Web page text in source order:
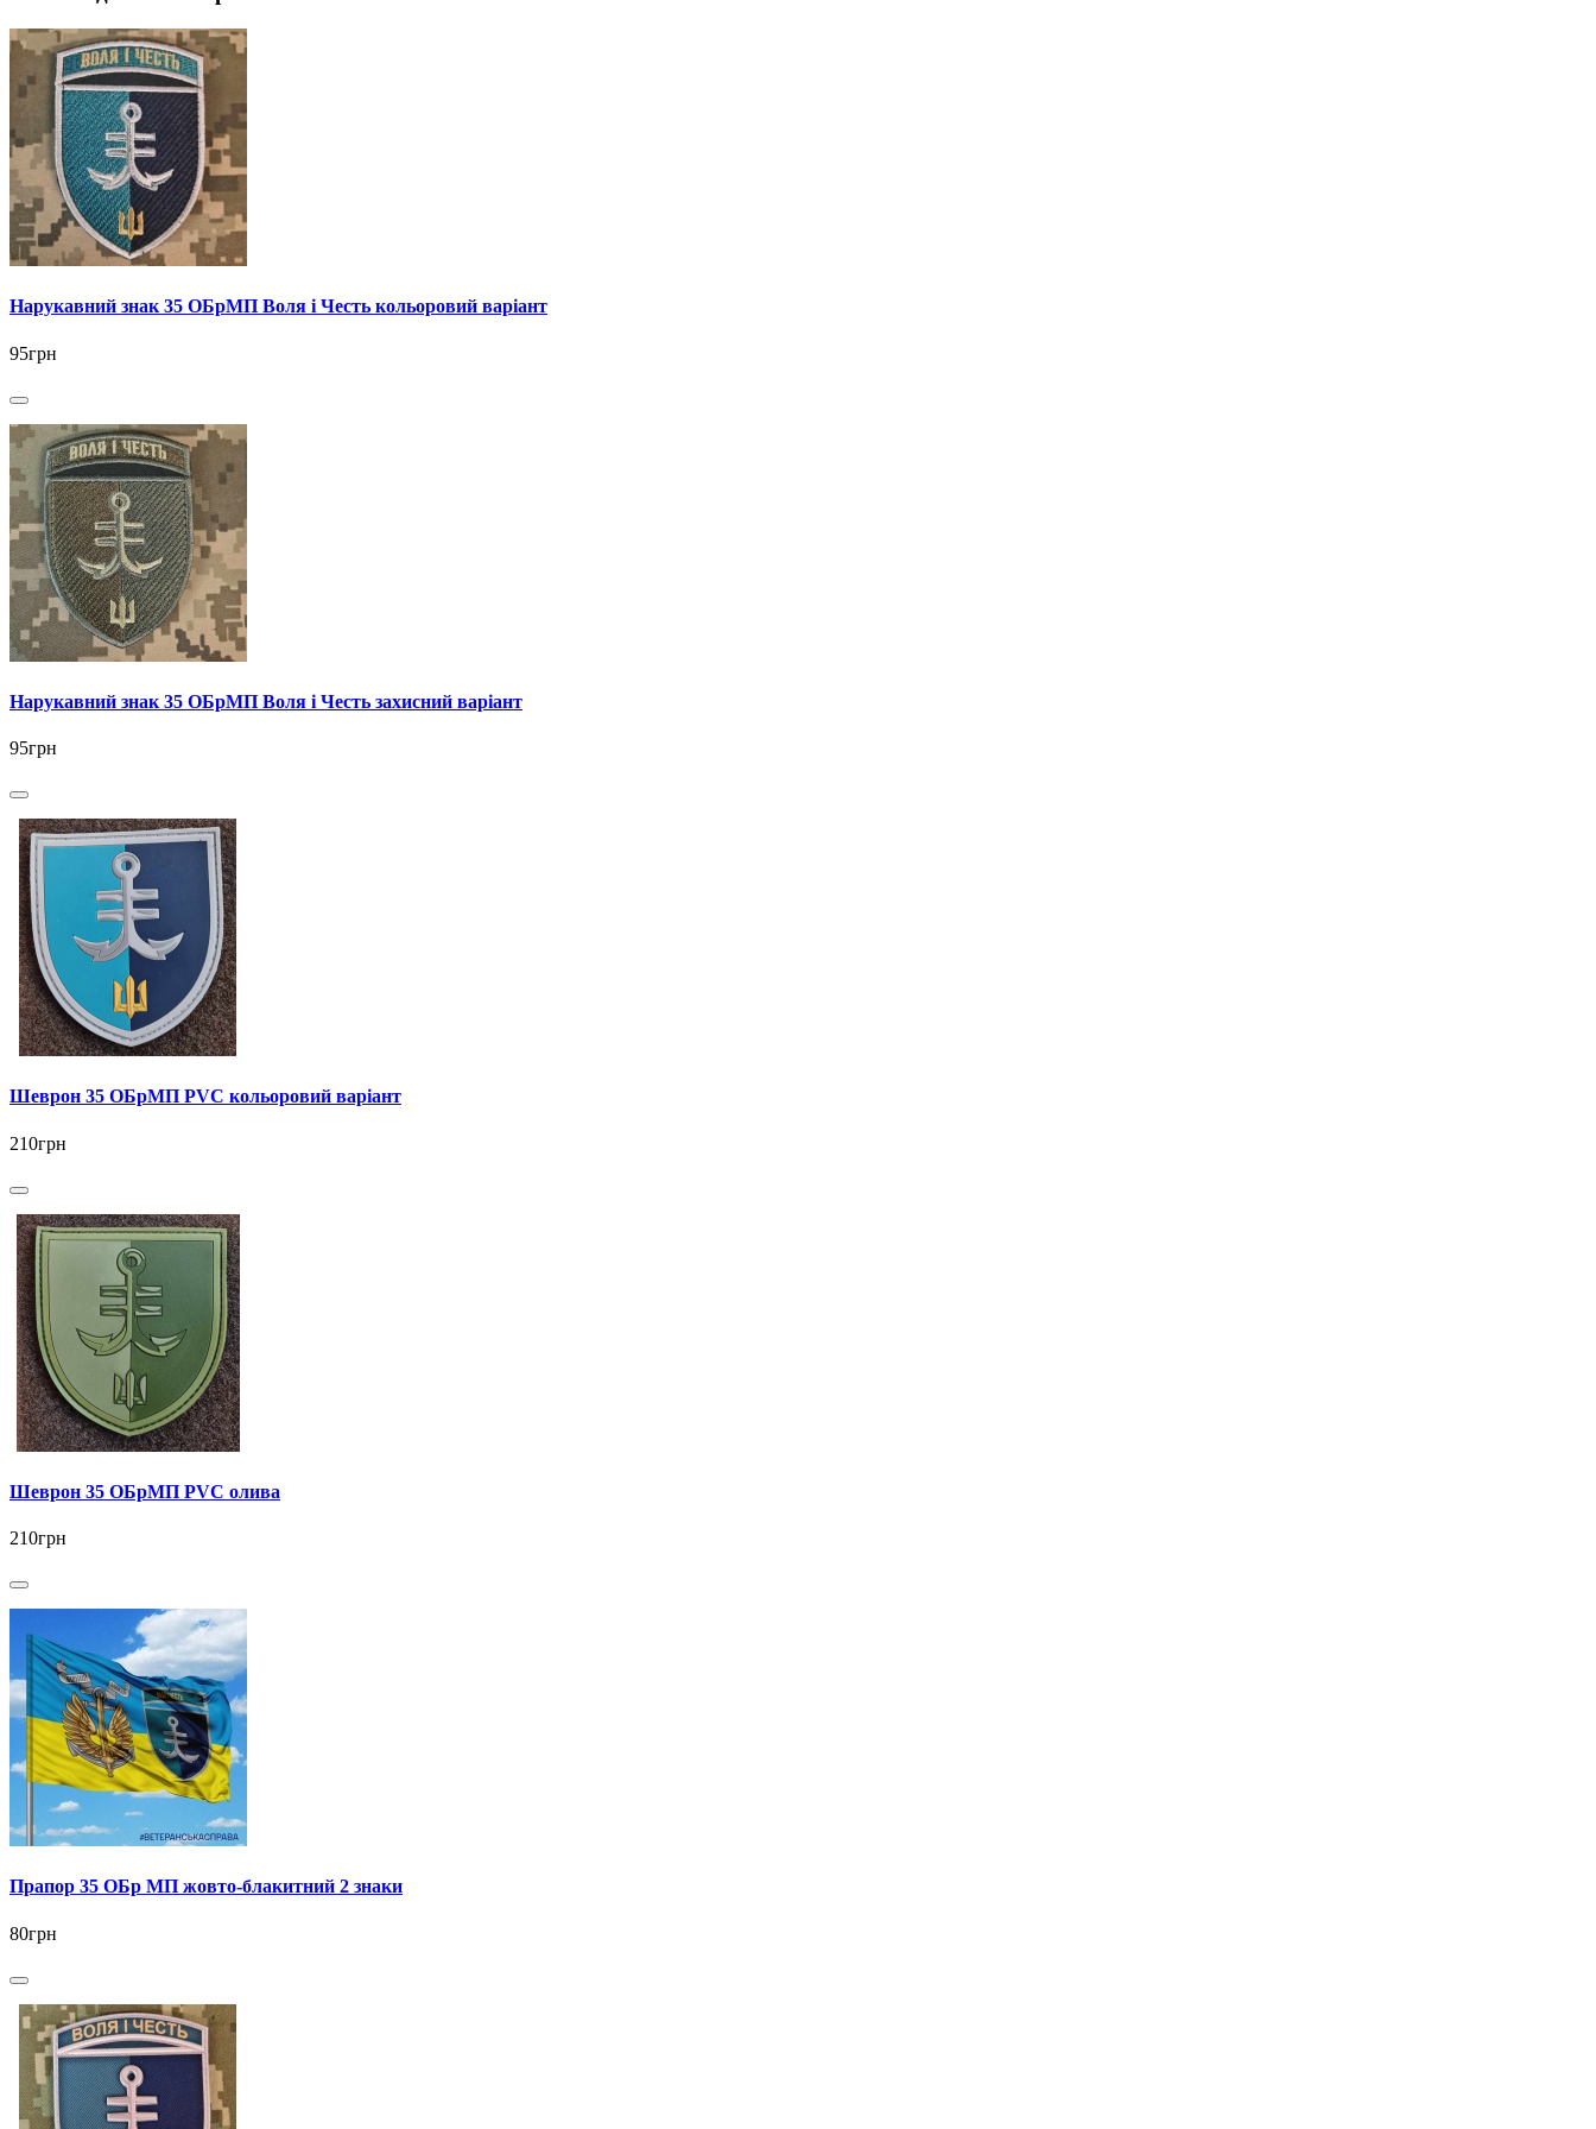
Нарукавний знак 35 ОБрМП Воля і Честь кольоровий варіант
95грн
Нарукавний знак 35 ОБрМП Воля і Честь захисний варіант
95грн
Шеврон 35 ОБрМП PVC кольоровий варіант
210грн
Шеврон 35 ОБрМП PVC олива
210грн
Прапор 35 ОБр МП жовто-блакитний 2 знаки
80грн